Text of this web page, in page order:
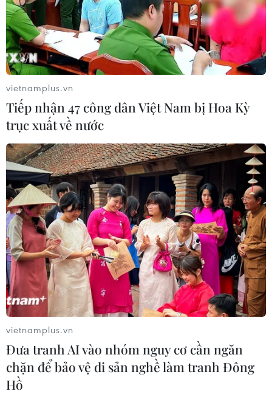
mới, phối hợp với các đơn vị cùng ngành để tạo ra
chuỗi giá trị tương hỗ.
Thủ tướng: Phấn đấu GDP năm 2020 đạt
mức tăng trưởng trên 5%
09/05/2020 03:30
Thủ tướng Nguyễn Xuân Phúc nhấn mạnh doanh nghiệp
phải đóng góp vào phát triển của đất nước để đưa nền
kinh tế phát triển theo hình chữ V chứ không phải chữ U,
hay chữ W.
vietnamplus.vn
Tiếp nhận 47 công dân Việt Nam bị Hoa Kỳ
trục xuất về nước
vietnamplus.vn
Đưa tranh AI vào nhóm nguy cơ cần ngăn
chặn để bảo vệ di sản nghề làm tranh Đông
Hồ